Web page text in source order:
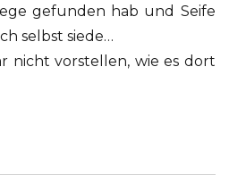
gefunden hab und Seife
selbst siede…
nicht vorstellen, wie es dort